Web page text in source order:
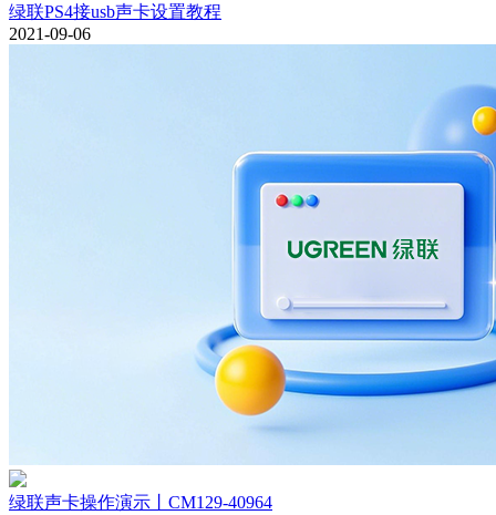
绿联PS4接usb声卡设置教程
2021-09-06
绿联声卡操作演示丨CM129-40964